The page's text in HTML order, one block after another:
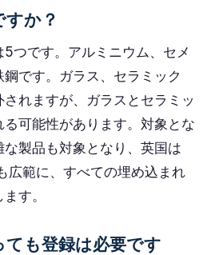
すか？
つです。アルミニウム、セメ
です。ガラス、セラミック
れますが、ガラスとセラミッ
可能性があります。対象とな
製品も対象となり、英国は
広範に、すべての埋め込まれ
す。
も登録は必要です